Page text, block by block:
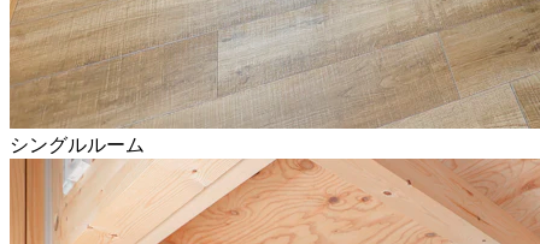
シングルルーム